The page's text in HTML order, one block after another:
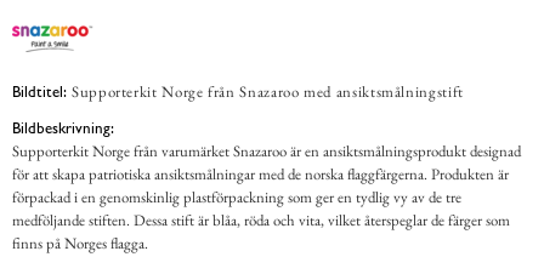
Bildtitel: Supporterkit Norge från Snazaroo med ansiktsmålningstift
Bildbeskrivning:
Supporterkit Norge från varumärket Snazaroo är en ansiktsmålningsprodukt designad
för att skapa patriotiska ansiktsmålningar med de norska flaggfärgerna. Produkten är
förpackad i en genomskinlig plastförpackning som ger en tydlig vy av de tre
medföljande stiften. Dessa stift är blåa, röda och vita, vilket återspeglar de färger som
finns på Norges flagga.